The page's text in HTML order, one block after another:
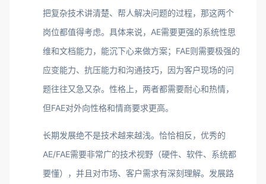
把复杂技术讲清楚、帮人解决问题的过程，那这两个
岗位都值得考虑。具体来说，AE需要更强的系统性思
维和文档能力，能沉下心来做方案；FAE则需要极强的
应变能力、抗压能力和沟通技巧，因为客户现场的问
题往往又急又杂。性格上，两者都需要耐心和热情，
但FAE对外向性格和情商要求更高。
长期发展绝不是技术越来越浅。恰恰相反，优秀的
AE/FAE需要非常广的技术视野（硬件、软件、系统都
要懂），并且对市场、客户需求有深刻理解。发展路